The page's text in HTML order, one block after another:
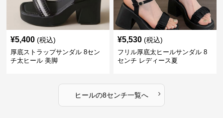
¥5,400 (税込)
厚底ストラップサンダル 8セン
チ太ヒール 美脚
¥5,530 (税込)
フリル厚底太ヒールサンダル 8
センチ レディース夏
ヒールの8センチ一覧へ ›